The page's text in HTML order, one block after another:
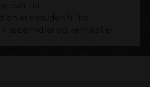
over tid.
er desuden fri for
klæbemidler og kemikalier.